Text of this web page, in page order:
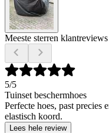
Meeste sterren klantreviews
5/5
Tuinset beschermhoes
Perfecte hoes, past precies
elastisch koord.
Lees hele review